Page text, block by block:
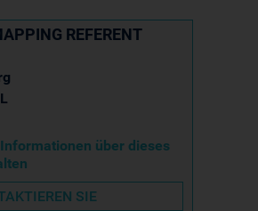
REFERENT
über dieses
SIE